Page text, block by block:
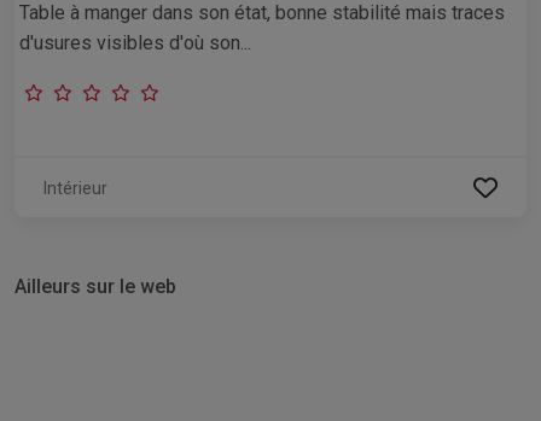
Table à manger dans son état, bonne stabilité mais traces
d'usures visibles d'où son...
Intérieur
Ailleurs sur le web